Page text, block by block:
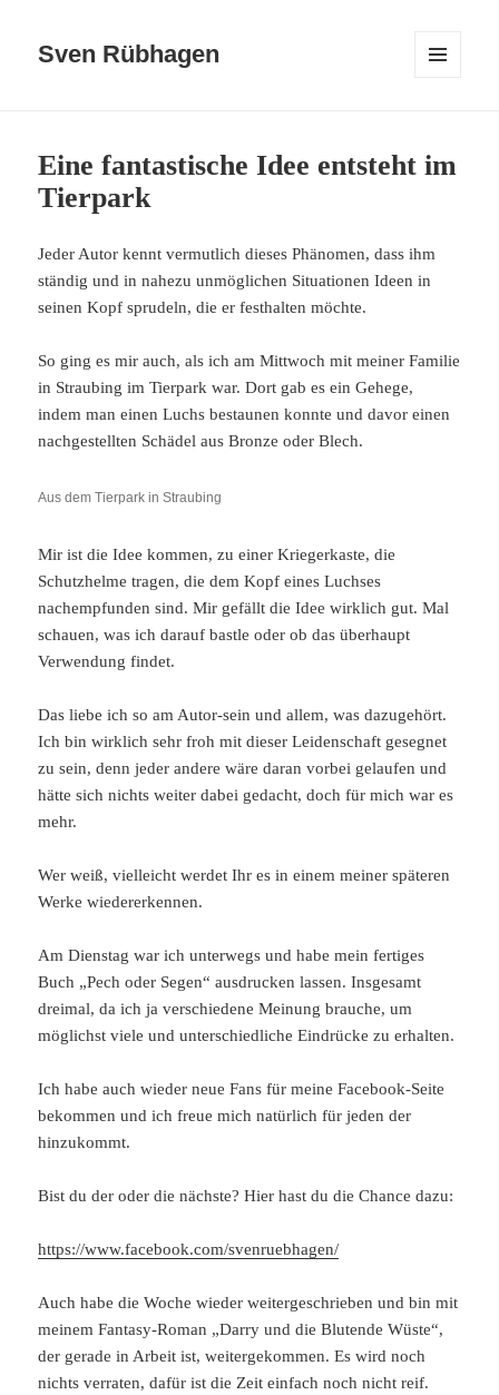
Sven Rübhagen
Eine fantastische Idee entsteht im
Tierpark
Jeder Autor kennt vermutlich dieses Phänomen, dass ihm
ständig und in nahezu unmöglichen Situationen Ideen in
seinen Kopf sprudeln, die er festhalten möchte.
So ging es mir auch, als ich am Mittwoch mit meiner Familie
in Straubing im Tierpark war. Dort gab es ein Gehege,
indem man einen Luchs bestaunen konnte und davor einen
nachgestellten Schädel aus Bronze oder Blech.
Aus dem Tierpark in Straubing
Mir ist die Idee kommen, zu einer Kriegerkaste, die
Schutzhelme tragen, die dem Kopf eines Luchses
nachempfunden sind. Mir gefällt die Idee wirklich gut. Mal
schauen, was ich darauf bastle oder ob das überhaupt
Verwendung findet.
Das liebe ich so am Autor-sein und allem, was dazugehört.
Ich bin wirklich sehr froh mit dieser Leidenschaft gesegnet
zu sein, denn jeder andere wäre daran vorbei gelaufen und
hätte sich nichts weiter dabei gedacht, doch für mich war es
mehr.
Wer weiß, vielleicht werdet Ihr es in einem meiner späteren
Werke wiedererkennen.
Am Dienstag war ich unterwegs und habe mein fertiges
Buch „Pech oder Segen“ ausdrucken lassen. Insgesamt
dreimal, da ich ja verschiedene Meinung brauche, um
möglichst viele und unterschiedliche Eindrücke zu erhalten.
Ich habe auch wieder neue Fans für meine Facebook-Seite
bekommen und ich freue mich natürlich für jeden der
hinzukommt.
Bist du der oder die nächste? Hier hast du die Chance dazu:
https://www.facebook.com/svenruebhagen/
Auch habe die Woche wieder weitergeschrieben und bin mit
meinem Fantasy-Roman „Darry und die Blutende Wüste“,
der gerade in Arbeit ist, weitergekommen. Es wird noch
nichts verraten, dafür ist die Zeit einfach noch nicht reif.